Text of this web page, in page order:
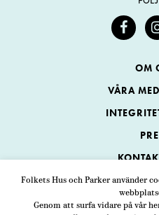
Folkets Hus och Parker använder
Genom att surfa vidare på vår
OM
VÅRA
Folkets